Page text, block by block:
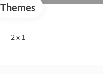
Themes
2 x 1